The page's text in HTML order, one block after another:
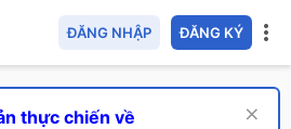
ĐĂNG NHẬP ĐĂNG KÝ
thực chiến về